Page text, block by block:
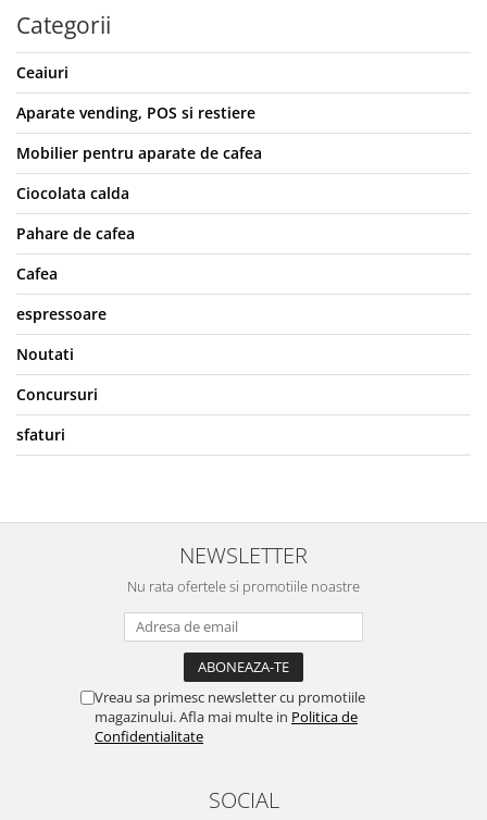
Categorii
Ceaiuri
Aparate vending, POS si restiere
Mobilier pentru aparate de cafea
Ciocolata calda
Pahare de cafea
Cafea
espressoare
Noutati
Concursuri
sfaturi
NEWSLETTER
Nu rata ofertele si promotiile noastre
Vreau sa primesc newsletter cu promotiile
magazinului. Afla mai multe in Politica de
Confidentialitate
SOCIAL